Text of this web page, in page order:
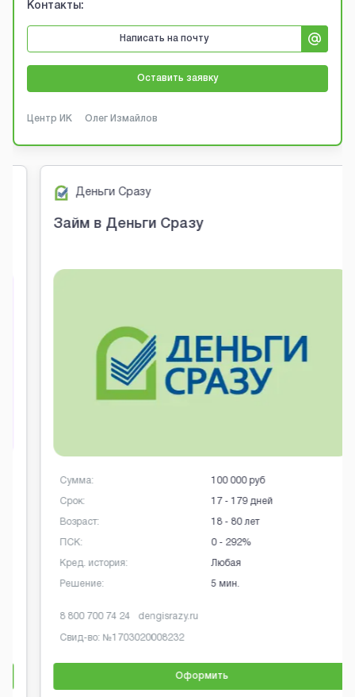
Контакты:
Написать на почту
Оставить заявку
Центр ИК Олег Измайлов
Деньги Сразу
Займ в Деньги Сразу
Сумма:
Срок:
Возраст:
Кред. история:
Решение:
100 000 руб
17 - 179 дней
18 - 80 лет
0 - 292%
Любая
5 мин.
8 800 700 74 24 dengisrazy.ru
Свид-во: №1703020008232
Оформить